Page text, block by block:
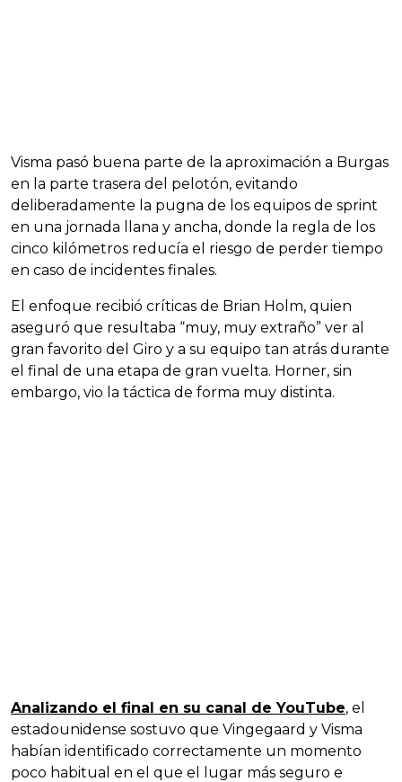
Visma pasó buena parte de la aproximación a Burgas
en la parte trasera del pelotón, evitando
deliberadamente la pugna de los equipos de sprint
en una jornada llana y ancha, donde la regla de los
cinco kilómetros reducía el riesgo de perder tiempo
en caso de incidentes finales.
El enfoque recibió críticas de Brian Holm, quien
aseguró que resultaba “muy, muy extraño” ver al
gran favorito del Giro y a su equipo tan atrás durante
el final de una etapa de gran vuelta. Horner, sin
embargo, vio la táctica de forma muy distinta.
Analizando el final en su canal de YouTube, el
estadounidense sostuvo que Vingegaard y Visma
habían identificado correctamente un momento
poco habitual en el que el lugar más seguro e